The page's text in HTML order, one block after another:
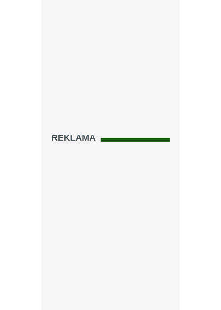
REKLAMA